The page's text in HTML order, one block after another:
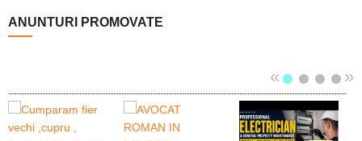
ANUNTURI PROMOVATE
« »